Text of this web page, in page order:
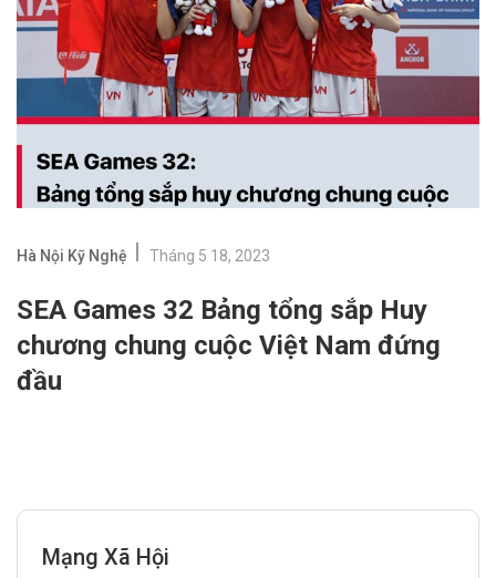
Hà Nội Kỹ Nghệ Tháng 5 18, 2023
SEA Games 32 Bảng tổng sắp Huy
chương chung cuộc Việt Nam đứng
đầu
Mạng Xã Hội